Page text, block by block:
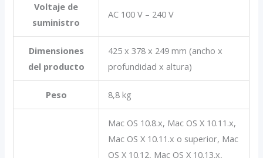
Voltaje de
suministro
AC 100 V – 240 V
Dimensiones
del producto
425‎ x 378 x 249 mm (ancho x
profundidad x altura)
Peso 8,8 kg
Mac OS 10.8.x, Mac OS X 10.11.x,
Mac OS X 10.11.x o superior, Mac
OS X 10.12, Mac OS X 10.13.x,